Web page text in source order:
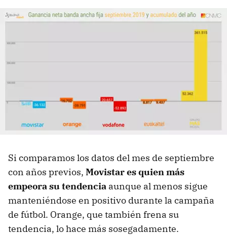
Si comparamos los datos del mes de septiembre
con años previos, Movistar es quien más
empeora su tendencia aunque al menos sigue
manteniéndose en positivo durante la campaña
de fútbol. Orange, que también frena su
tendencia, lo hace más sosegadamente.